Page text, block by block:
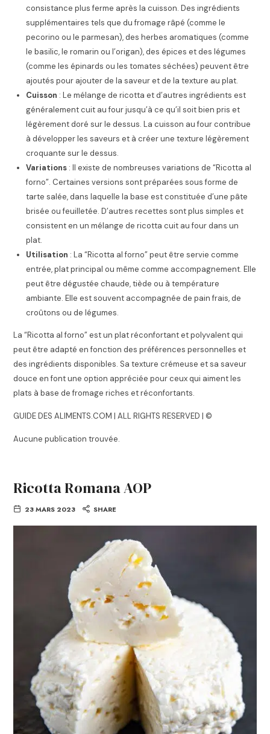
consistance plus ferme après la cuisson. Des ingrédients
supplémentaires tels que du fromage râpé (comme le
pecorino ou le parmesan), des herbes aromatiques (comme
le basilic, le romarin ou l’origan), des épices et des légumes
(comme les épinards ou les tomates séchées) peuvent être
ajoutés pour ajouter de la saveur et de la texture au plat.
Cuisson : Le mélange de ricotta et d’autres ingrédients est
généralement cuit au four jusqu’à ce qu’il soit bien pris et
légèrement doré sur le dessus. La cuisson au four contribue
à développer les saveurs et à créer une texture légèrement
croquante sur le dessus.
Variations : Il existe de nombreuses variations de “Ricotta al
forno”. Certaines versions sont préparées sous forme de
tarte salée, dans laquelle la base est constituée d’une pâte
brisée ou feuilletée. D’autres recettes sont plus simples et
consistent en un mélange de ricotta cuit au four dans un
plat.
Utilisation : La “Ricotta al forno” peut être servie comme
entrée, plat principal ou même comme accompagnement. Elle
peut être dégustée chaude, tiède ou à température
ambiante. Elle est souvent accompagnée de pain frais, de
croûtons ou de légumes.
La “Ricotta al forno” est un plat réconfortant et polyvalent qui
peut être adapté en fonction des préférences personnelles et
des ingrédients disponibles. Sa texture crémeuse et sa saveur
douce en font une option appréciée pour ceux qui aiment les
plats à base de fromage riches et réconfortants.
GUIDE DES ALIMENTS.COM | ALL RIGHTS RESERVED | ©
Aucune publication trouvée.
Ricotta Romana AOP
23 MARS 2023 SHARE